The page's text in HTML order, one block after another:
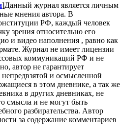
]Данный журнал является личным
мнения автора. В
РФ, каждый человек
зрения относительно его
и видео наполнения , равно как
Журнал не имеет лицензии
коммуникаций РФ и не
автор не гарантирует
и осмысленной
в этом дневнике, а так же
в других дневниках, не
смысла и не могут быть
разбирательства. Автор
за содержание комментариев